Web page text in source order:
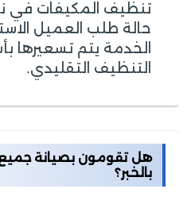
تنظيف المكيفات في
حالة طلب العميل
الخدمة يتم تسعيرها
التنظيف التقليدي.
هل تقومون بصيانة جميع
بالخبر؟